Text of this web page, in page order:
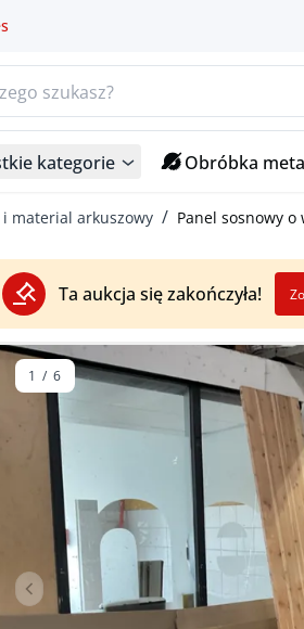
kategorie Obróbka
i material arkuszowy Panel sosnowy
Ta aukcja się zakończyła!
Poprzednia pozycja
1 / 6